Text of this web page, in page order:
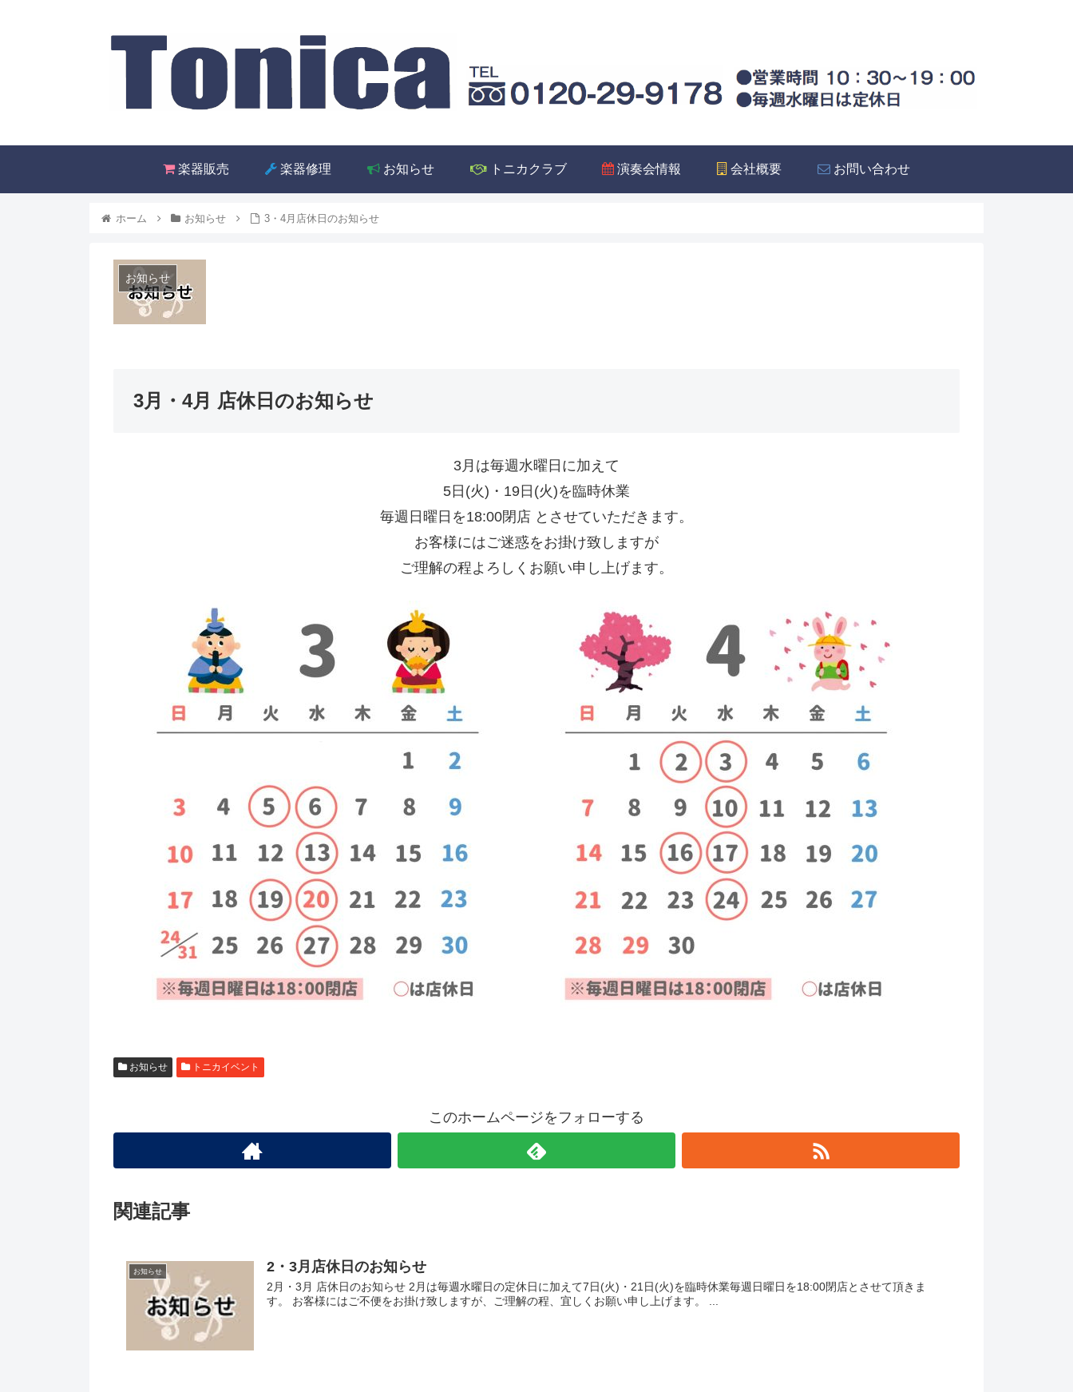
楽器販売 楽器修理 お知らせ トニカクラブ 演奏会情報 会社概要 お問い合わせ
ホーム お知らせ 3・4月店休日のお知らせ
お知らせ
3月・4月 店休日のお知らせ
3月は毎週水曜日に加えて
5日(火)・19日(火)を臨時休業
毎週日曜日を18:00閉店 とさせていただきます。
お客様にはご迷惑をお掛け致しますが
ご理解の程よろしくお願い申し上げます。
お知らせ トニカイベント
このホームページをフォローする
関連記事
お知らせ 2・3月店休日のお知らせ
2月・3月 店休日のお知らせ 2月は毎週水曜日の定休日に加えて7日(火)・21日(火)を臨時休業毎週日曜日を18:00閉店とさせて頂きま
す。 お客様にはご不便をお掛け致しますが、ご理解の程、宜しくお願い申し上げます。 ...